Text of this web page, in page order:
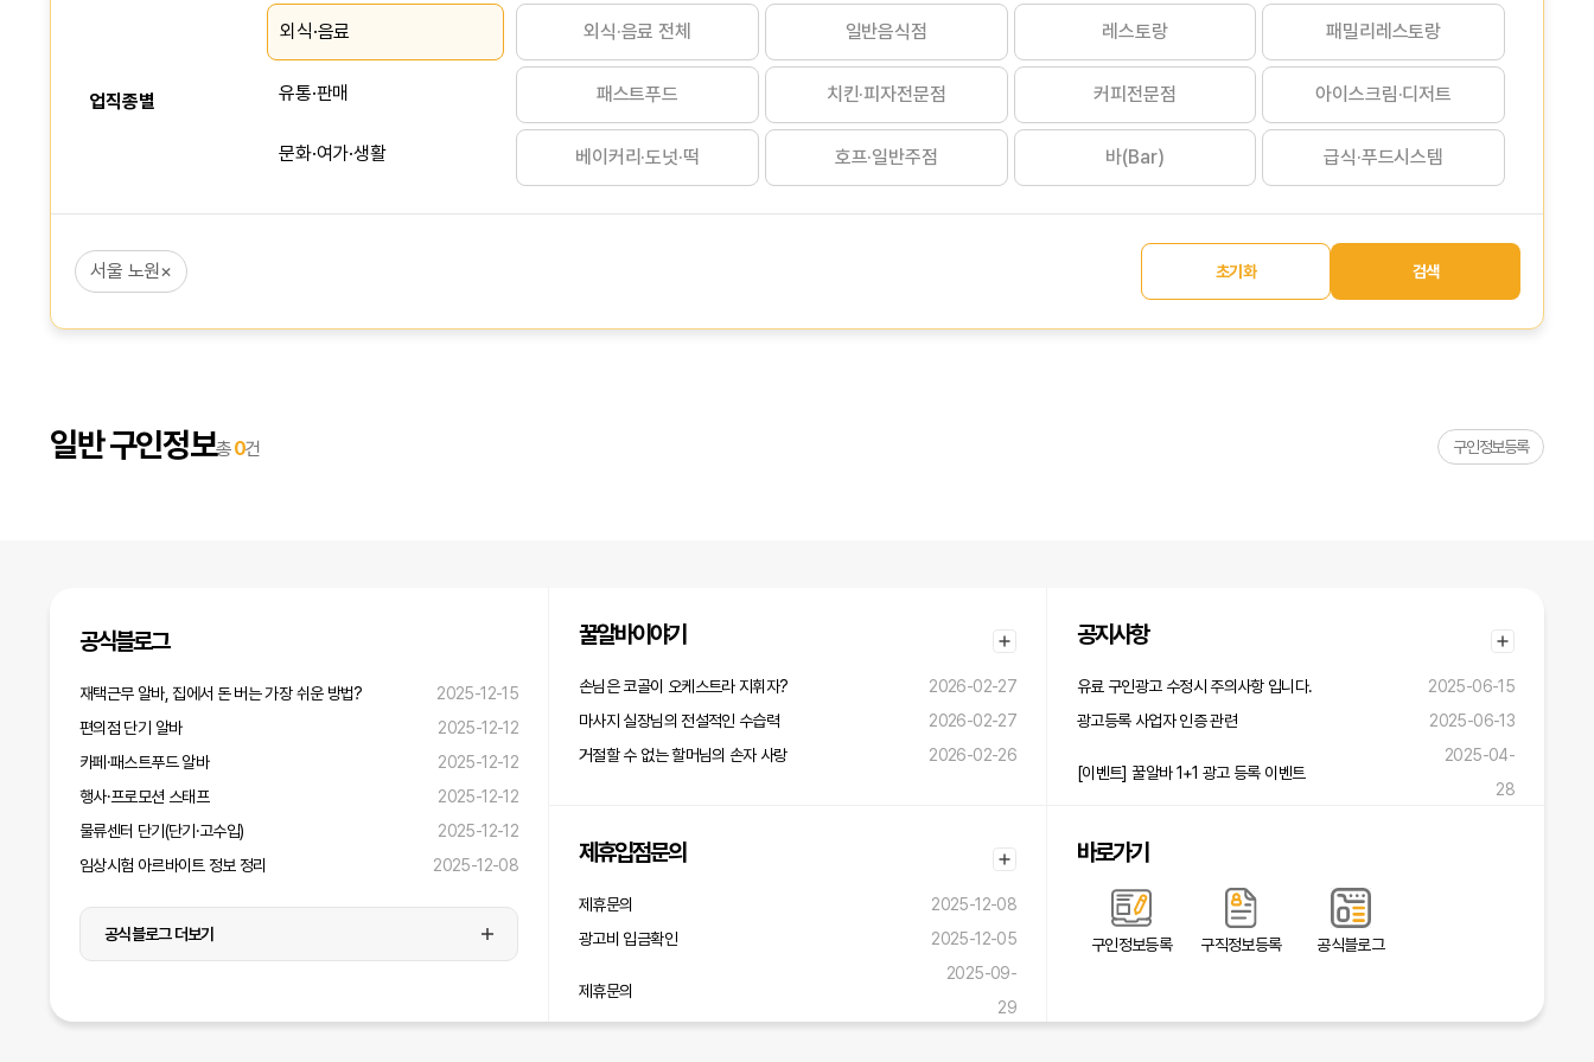
업직종별
외식·음료
유통·판매
문화·여가·생활
서비스
상담·영업·리서치
운전·배달
외식·음료 전체 일반음식점 레스토랑 패밀리레스토랑
패스트푸드 치킨·피자전문점 커피전문점 아이스크림·디저트
베이커리·도넛·떡 호프·일반주점 바(Bar) 급식·푸드시스템
도시락·반찬
초기화 검색
서울 노원×
일반 구인정보총0건 구인정보등록
공식블로그
재택근무 알바, 집에서 돈 버는 가장 쉬운 방법?
2025-12-15
편의점 단기 알바
2025-12-12
카페·패스트푸드 알바
2025-12-12
행사·프로모션 스태프
2025-12-12
물류센터 단기(단기·고수입)
2025-12-12
임상시험 아르바이트 정보 정리
2025-12-08
공식블로그 더보기
꿀알바이야기
손님은 코골이 오케스트라 지휘자?
2026-02-27
마사지 실장님의 전설적인 수습력
2026-02-27
거절할 수 없는 할머님의 손자 사랑
2026-02-26
제휴입점문의
제휴문의
2025-12-08
광고비 입금확인
2025-12-05
제휴문의
2025-09-
29
공지사항
유료 구인광고 수정시 주의사항 입니다.
2025-06-15
광고등록 사업자 인증 관련
2025-06-13
[이벤트] 꿀알바 1+1 광고 등록 이벤트
2025-04-
28
바로가기
구인정보등록 구직정보등록 공식블로그